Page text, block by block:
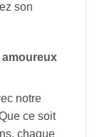
son
amoureux
notre
ce soit
chaque